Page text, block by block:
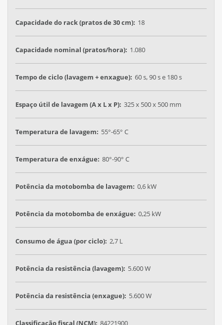
Capacidade do rack (pratos de 30 cm): 18
Capacidade nominal (pratos/hora): 1.080
Tempo de ciclo (lavagem + enxague): 60 s, 90 s e 180 s
Espaço útil de lavagem (A x L x P): 325 x 500 x 500 mm
Temperatura de lavagem: 55°-65° C
Temperatura de enxágue: 80°-90° C
Potência da motobomba de lavagem: 0,6 kW
Potência da motobomba de enxágue: 0,25 kW
Consumo de água (por ciclo): 2,7 L
Potência da resistência (lavagem): 5.600 W
Potência da resistência (enxague): 5.600 W
Classificação fiscal (NCM): 84221900